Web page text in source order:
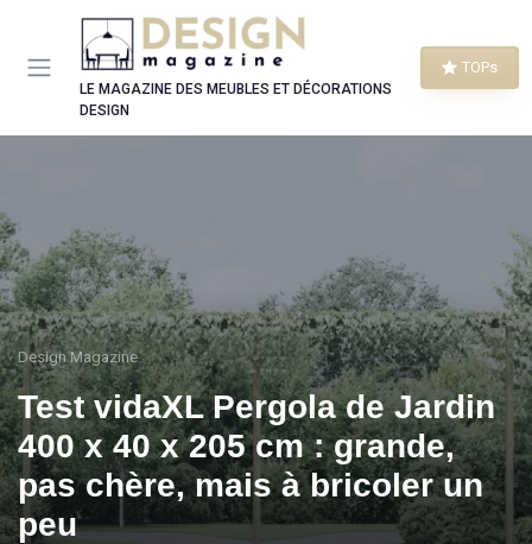
LE MAGAZINE DES MEUBLES ET DÉCORATIONS
DESIGN
TOPs
Design Magazine
Test vidaXL Pergola de Jardin
400 x 40 x 205 cm : grande,
pas chère, mais à bricoler un
peu
Panneau de gestion des cookies